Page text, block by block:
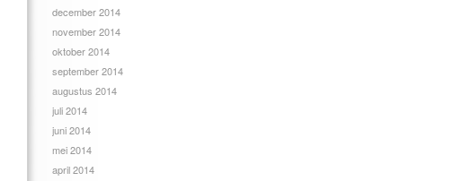
december 2014
november 2014
oktober 2014
september 2014
augustus 2014
juli 2014
juni 2014
mei 2014
april 2014